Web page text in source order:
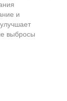
и
выбросы